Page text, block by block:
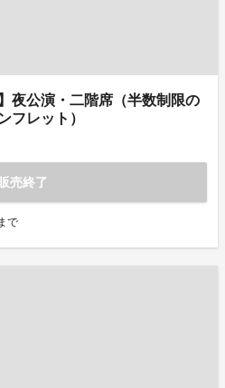
夜公演・二階席（半数制限の
フレット）
販売終了
で